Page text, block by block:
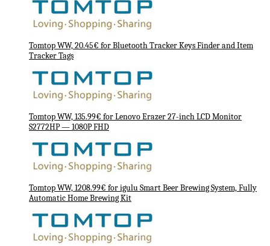
Tomtop WW, 20.45€ for Bluetooth Tracker Keys Finder and Item
Tracker Tags
Tomtop WW, 135.99€ for Lenovo Erazer 27-inch LCD Monitor
S2772HP — 1080P FHD
Tomtop WW, 1208.99€ for igulu Smart Beer Brewing System, Fully
Automatic Home Brewing Kit